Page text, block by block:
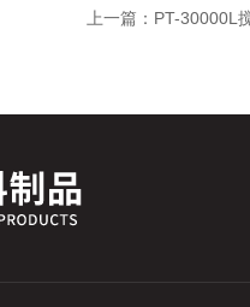
上一篇： PT-30000L